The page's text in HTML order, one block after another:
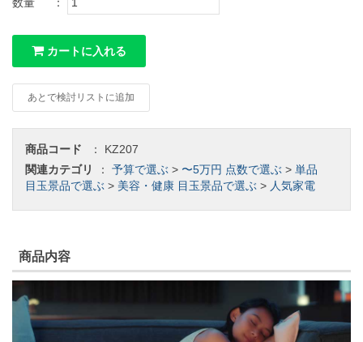
カートに入れる
あとで検討リストに追加
商品コード ： KZ207
関連カテゴリ
： 予算で選ぶ > 〜5万円 点数で選ぶ > 単品
目玉景品で選ぶ > 美容・健康 目玉景品で選ぶ > 人気家電
商品内容